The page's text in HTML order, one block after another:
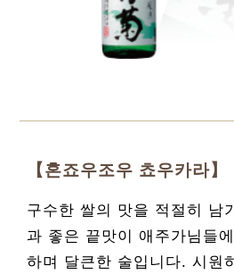
【혼죠우조우 쵸우카라】
구수한 쌀의 맛을 적절히 남
과 좋은 끝맛이 애주가님들
하며 달큰한 술입니다. 시원